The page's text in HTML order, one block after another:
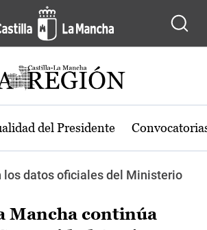
del Presidente
los datos oficiales del Ministerio
Mancha continúa